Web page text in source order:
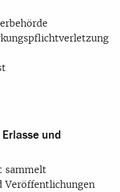
und
sammelt
Veröffentlichungen